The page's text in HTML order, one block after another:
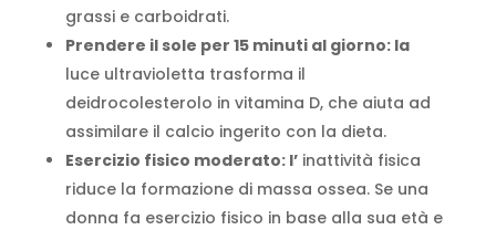
grassi e carboidrati.
Prendere il sole per 15 minuti al giorno: la
luce ultravioletta trasforma il
deidrocolesterolo in vitamina D, che aiuta ad
assimilare il calcio ingerito con la dieta.
Esercizio fisico moderato: l’inattività fisica
riduce la formazione di massa ossea. Se una
donna fa esercizio fisico in base alla sua età e